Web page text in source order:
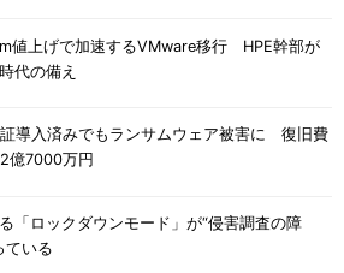
値上げで加速するVMware移行 HPE幹部が
代の備え
導入済みでもランサムウェア被害に 復旧費
億7000万円
「ロックダウンモード」が“侵害調査の障
ている